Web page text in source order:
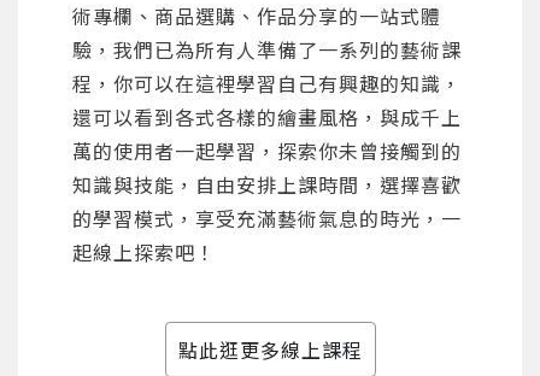
您將收到一封Email，請依照信件中的指示重新登
系統偵測到您的帳號重複登入，
術專欄、商品選購、作品分享的一站式體
驗，我們已為所有人準備了一系列的藝術課
程，你可以在這裡學習自己有興趣的知識，
還可以看到各式各樣的繪畫風格，與成千上
萬的使用者一起學習，探索你未曾接觸到的
知識與技能，自由安排上課時間，選擇喜歡
的學習模式，享受充滿藝術氣息的時光，一
起線上探索吧！
點此逛更多線上課程